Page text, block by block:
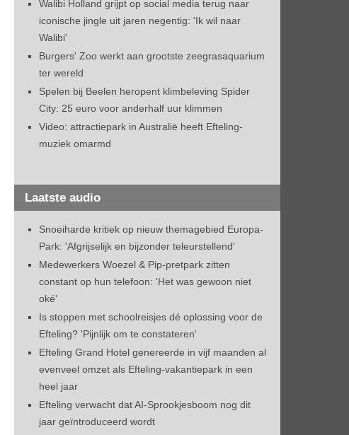
Walibi Holland grijpt op social media terug naar
iconische jingle uit jaren negentig: 'Ik wil naar
Walibi'
Burgers' Zoo werkt aan grootste zeegrasaquarium
ter wereld
Spelen bij Beelen heropent klimbeleving Spider
City: 25 euro voor anderhalf uur klimmen
Video: attractiepark in Australië heeft Efteling-
muziek omarmd
Laatste audio
Snoeiharde kritiek op nieuw themagebied Europa-
Park: 'Afgrijselijk en bijzonder teleurstellend'
Medewerkers Woezel & Pip-pretpark zitten
constant op hun telefoon: 'Het was gewoon niet
oké'
Is stoppen met schoolreisjes dé oplossing voor de
Efteling? 'Pijnlijk om te constateren'
Efteling Grand Hotel genereerde in vijf maanden al
evenveel omzet als Efteling-vakantiepark in een
heel jaar
Efteling verwacht dat AI-Sprookjesboom nog dit
jaar geïntroduceerd wordt